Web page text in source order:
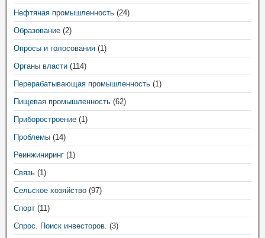
Нефтяная промышленность (24)
Образование (2)
Опросы и голосования (1)
Органы власти (114)
Перерабатывающая промышленность (1)
Пищевая промышленность (62)
Приборостроение (1)
Проблемы (14)
Реинжиниринг (1)
Связь (1)
Сельское хозяйство (97)
Спорт (11)
Спрос. Поиск инвесторов. (3)